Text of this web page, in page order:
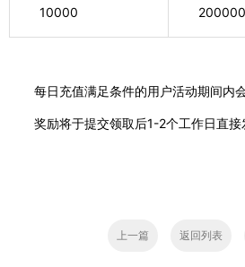
10000 20
每日充值满足条件的用户活动期间内
奖励将于提交领取后1-2个工作日直接
上一篇 返回列表